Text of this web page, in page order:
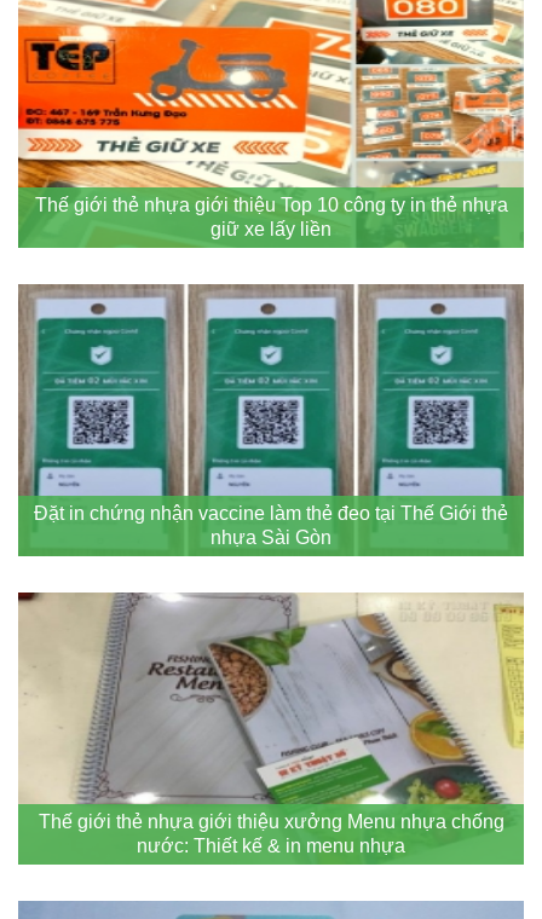
Thế giới thẻ nhựa giới thiệu Top 10 công ty in thẻ nhựa
giữ xe lấy liền
Đặt in chứng nhận vaccine làm thẻ đeo tại Thế Giới thẻ
nhựa Sài Gòn
Thế giới thẻ nhựa giới thiệu xưởng Menu nhựa chống
nước: Thiết kế & in menu nhựa